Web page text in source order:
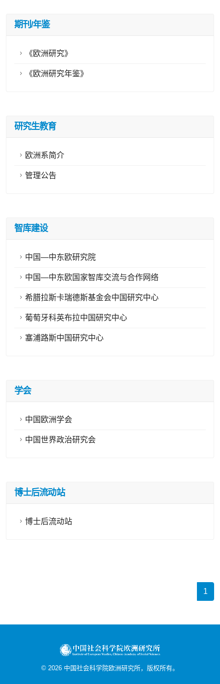
期刊/年鉴
《欧洲研究》
《欧洲研究年鉴》
研究生教育
欧洲系简介
管理公告
智库建设
中国—中东欧研究院
中国—中东欧国家智库交流与合作网络
希腊拉斯卡瑞德斯基金会中国研究中心
葡萄牙科英布拉中国研究中心
塞浦路斯中国研究中心
学会
中国欧洲学会
中国世界政治研究会
博士后流动站
博士后流动站
1
© 2026 中国社会科学院欧洲研究所，版权所有。